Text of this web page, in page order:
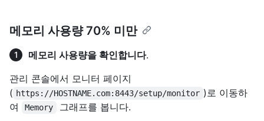
메모리 사용량 70% 미만
메모리 사용량을 확인합니다.
관리 콘솔에서 모니터 페이지
( https://HOSTNAME.com:8443/setup/monitor )로 이동하
여
Memory
그래프를 봅니다.